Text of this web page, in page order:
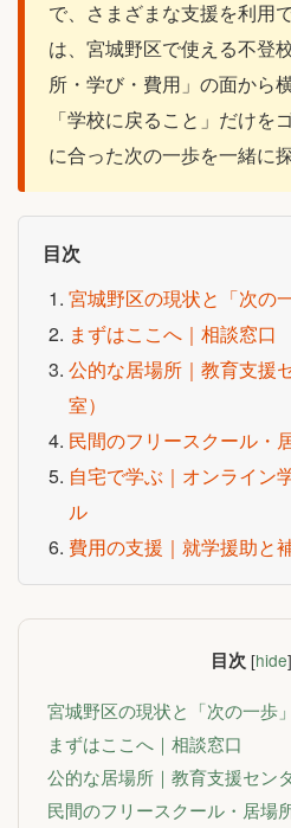
で、さまざまな支援を利用
は、宮城野区で使える不登
所・学び・費用」の面から
「学校に戻ること」だけを
に合った次の一歩を一緒に
目次
宮城野区の現状と「次の
まずはここへ｜相談窓口
公的な居場所｜教育支援
室）
民間のフリースクール・
自宅で学ぶ｜オンライン
ル
費用の支援｜就学援助と
目次 [hide]
宮城野区の現状と「次の一歩」
まずはここへ｜相談窓口
公的な居場所｜教育支援セン
民間のフリースクール・居場